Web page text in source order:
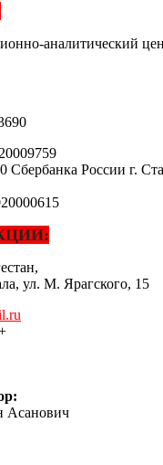
аналитический
Сбербанка России г.
ул. М. Ярагского, 15
Асанович